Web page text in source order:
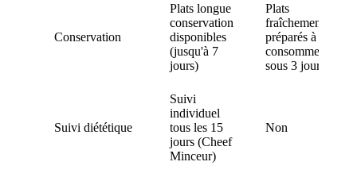
Conservation
Plats longue
conservation
disponibles
(jusqu'à 7
jours)
Plats
fraîchement
préparés à
consommer
sous 3 jours
Suivi diététique
Suivi
individuel
tous les 15
jours (Cheef
Minceur)
Non